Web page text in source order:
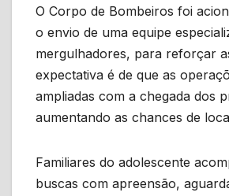
O Corpo de Bombeiros foi
o envio de uma equipe
mergulhadores, para reforçar
expectativa é de que as
ampliadas com a chegada dos
aumentando as chances de
Familiares do adolescente
buscas com apreensão,